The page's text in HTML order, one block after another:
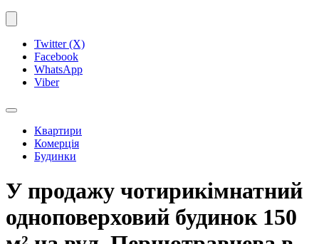
Twitter (X)
Facebook
WhatsApp
Viber
Квартири
Комерція
Будинки
У продажу чотирикімнатний
одноповерховий будинок 150